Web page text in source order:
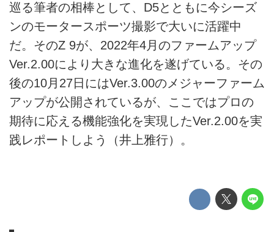
巡る筆者の相棒として、D5とともに今シーズ
ンのモータースポーツ撮影で大いに活躍中
だ。そのZ 9が、2022年4月のファームアップ
Ver.2.00により大きな進化を遂げている。その
後の10月27日にはVer.3.00のメジャーファーム
アップが公開されているが、ここではプロの
期待に応える機能強化を実現したVer.2.00を実
践レポートしよう（井上雅行）。